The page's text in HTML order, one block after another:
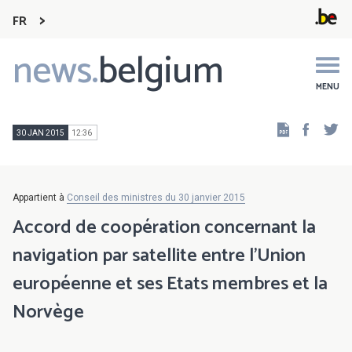
FR
news.belgium MENU
Main
navigation
30 JAN 2015 12:36
Appartient à Conseil des ministres du 30 janvier 2015
Accord de coopération concernant la
navigation par satellite entre l’Union
européenne et ses Etats membres et la
Norvège